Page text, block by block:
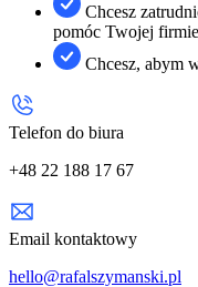
Chcesz
pomóc Twojej
Chcesz, abym
Telefon do biura
+48 22 188 17 67
Email kontaktowy
hello@rafalszymanski.pl